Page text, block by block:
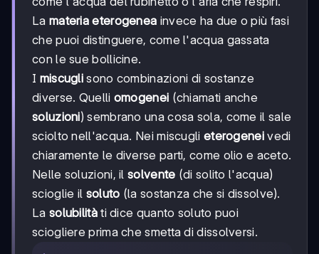
La materia eterogenea invece ha due o più fasi
che puoi distinguere, come l'acqua gassata
con le sue bollicine.
I miscugli sono combinazioni di sostanze
diverse. Quelli omogenei (chiamati anche
soluzioni) sembrano una cosa sola, come il sale
sciolto nell'acqua. Nei miscugli eterogeneivedi
chiaramente le diverse parti, come olio e aceto.
Nelle soluzioni, il solvente (di solito l'acqua)
scioglie il soluto (la sostanza che si dissolve).
La solubilitàti dice quanto soluto puoi
sciogliere prima che smetta di dissolversi.